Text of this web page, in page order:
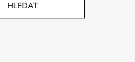
HLEDAT